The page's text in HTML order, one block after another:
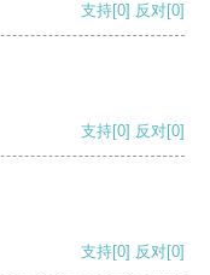
支持[0] 反对[0]
支持[0] 反对[0]
支持[0] 反对[0]